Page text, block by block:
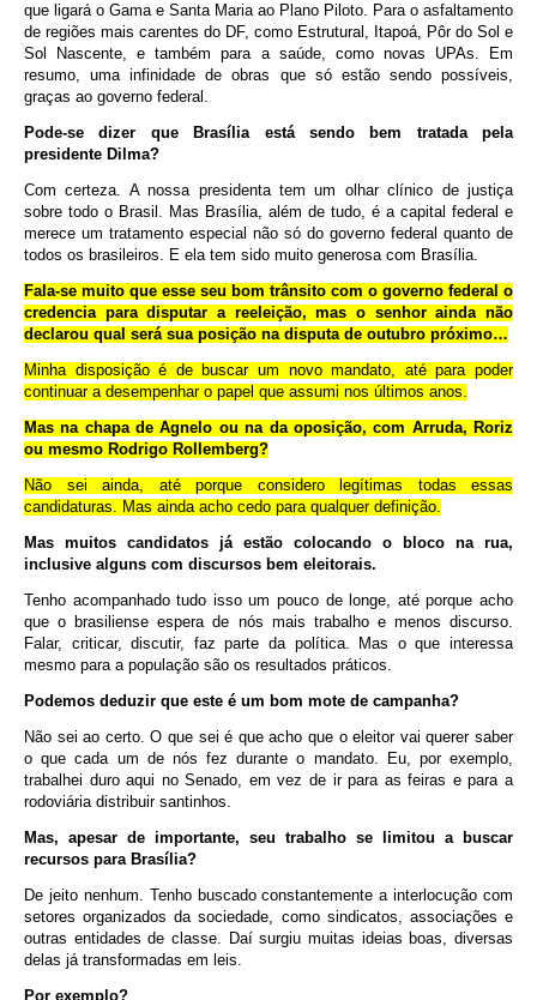
que ligará o Gama e Santa Maria ao Plano Piloto. Para o asfaltamento
de regiões mais carentes do DF, como Estrutural, Itapoá, Pôr do Sol e
Sol Nascente, e também para a saúde, como novas UPAs. Em
resumo, uma infinidade de obras que só estão sendo possíveis,
graças ao governo federal.
Pode-se dizer que Brasília está sendo bem tratada pela
presidente Dilma?
Com certeza. A nossa presidenta tem um olhar clínico de justiça
sobre todo o Brasil. Mas Brasília, além de tudo, é a capital federal e
merece um tratamento especial não só do governo federal quanto de
todos os brasileiros. E ela tem sido muito generosa com Brasília.
Fala-se muito que esse seu bom trânsito com o governo federal o
credencia para disputar a reeleição, mas o senhor ainda não
declarou qual será sua posição na disputa de outubro próximo…
Minha disposição é de buscar um novo mandato, até para poder
continuar a desempenhar o papel que assumi nos últimos anos.
Mas na chapa de Agnelo ou na da oposição, com Arruda, Roriz
ou mesmo Rodrigo Rollemberg?
Não sei ainda, até porque considero legítimas todas essas
candidaturas. Mas ainda acho cedo para qualquer definição.
Mas muitos candidatos já estão colocando o bloco na rua,
inclusive alguns com discursos bem eleitorais.
Tenho acompanhado tudo isso um pouco de longe, até porque acho
que o brasiliense espera de nós mais trabalho e menos discurso.
Falar, criticar, discutir, faz parte da política. Mas o que interessa
mesmo para a população são os resultados práticos.
Podemos deduzir que este é um bom mote de campanha?
Não sei ao certo. O que sei é que acho que o eleitor vai querer saber
o que cada um de nós fez durante o mandato. Eu, por exemplo,
trabalhei duro aqui no Senado, em vez de ir para as feiras e para a
rodoviária distribuir santinhos.
Mas, apesar de importante, seu trabalho se limitou a buscar
recursos para Brasília?
De jeito nenhum. Tenho buscado constantemente a interlocução com
setores organizados da sociedade, como sindicatos, associações e
outras entidades de classe. Daí surgiu muitas ideias boas, diversas
delas já transformadas em leis.
Por exemplo?